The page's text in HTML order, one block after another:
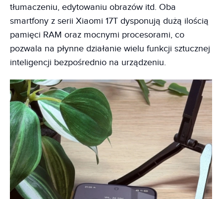
tłumaczeniu, edytowaniu obrazów itd. Oba
smartfony z serii Xiaomi 17T dysponują dużą ilością
pamięci RAM oraz mocnymi procesorami, co
pozwala na płynne działanie wielu funkcji sztucznej
inteligencji bezpośrednio na urządzeniu.